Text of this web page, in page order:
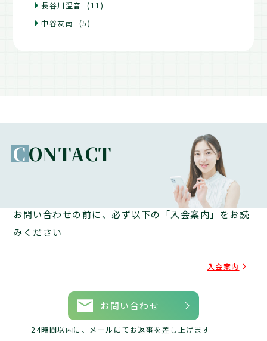
長谷川温音
(11)
中谷友南
(5)
CONTACT
お問い合わせの前に、必ず以下の「入会案内」をお読
みください
入会案内
お問い合わせ
24時間以内に、メールにてお返事を差し上げます